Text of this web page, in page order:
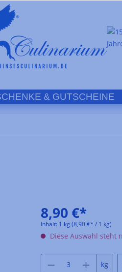
& GUTSCHEINE
8,90 €*
Inhalt: 1 kg (8,90 €* / 1 kg)
Diese Auswahl steht
kg